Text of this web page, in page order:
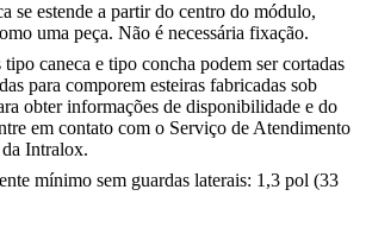
se estende a partir do centro do módulo,
uma peça. Não é necessária fixação.
tipo caneca e tipo concha podem ser cortadas
para comporem esteiras fabricadas sob
obter informações de disponibilidade e do
em contato com o Serviço de Atendimento
Intralox.
mínimo sem guardas laterais: 1,3 pol (33